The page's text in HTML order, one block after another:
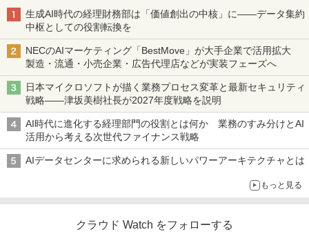
生成AI時代の経理財務部は「価値創出の中核」に――データ集約
中枢としての役割転換を
NECのAIマーケティング「BestMove」が大手企業で活用拡大
製造・流通・小売企業・広告代理店などが実装フェーズへ
日本マイクロソフトが描く業務プロセス変革と最新セキュリティ
戦略――津坂美樹社長が2027年度戦略を説明
AI時代に進化する経理部門の役割とは何か 業務のすみ分けとAI
活用から考える次世代ファイナンス戦略
AIデータセンターに求められる新しいパワーアーキテクチャとは
もっと見る
クラウド Watch をフォローする